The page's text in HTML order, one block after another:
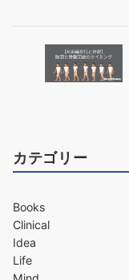
カテゴリー
Books
Clinical
Idea
Life